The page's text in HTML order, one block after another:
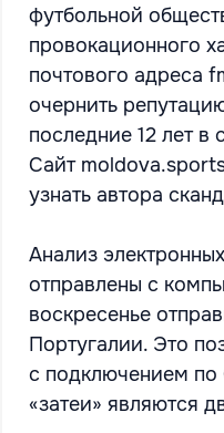
футбольной
провокационного
почтового адреса
очернить
последние 12 лет
Сайт
узнать автора
Анализ
отправлены с
воскресенье
Португалии. Это
с подключением по
«затеи» являются